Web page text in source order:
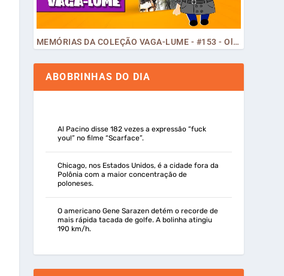
MEMÓRIAS DA COLEÇÃO VAGA-LUME - #153 - Olá, Curiosos! 2023
ABOBRINHAS DO DIA
Al Pacino disse 182 vezes a expressão “fuck
you!” no filme “Scarface”.
Chicago, nos Estados Unidos, é a cidade fora da
Polônia com a maior concentração de
poloneses.
O americano Gene Sarazen detém o recorde de
mais rápida tacada de golfe. A bolinha atingiu
190 km/h.